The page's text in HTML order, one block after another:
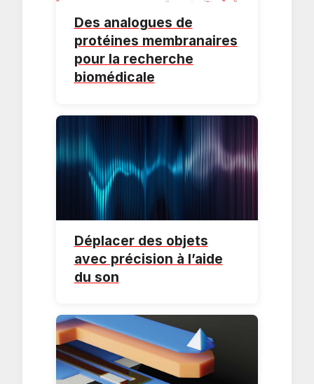
Des analogues de
protéines membranaires
pour la recherche
biomédicale
Déplacer des objets
avec précision à l’aide
du son